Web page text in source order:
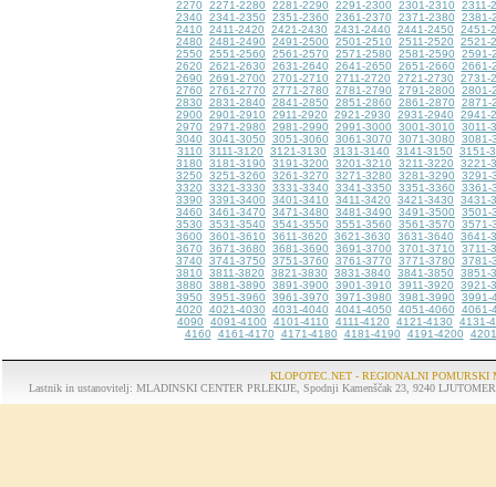
2270
2271-2280 2281-2290 2291-2300 2301-2310
2311-
2340
2341-2350 2351-2360 2361-2370 2371-2380
2381-
2410
2411-2420 2421-2430 2431-2440 2441-2450
2451-
2480
2481-2490 2491-2500 2501-2510 2511-2520
2521-
2550
2551-2560 2561-2570 2571-2580 2581-2590
2591-
2620
2621-2630 2631-2640 2641-2650 2651-2660
2661-
2690
2691-2700 2701-2710 2711-2720 2721-2730
2731-
2760
2761-2770 2771-2780 2781-2790 2791-2800
2801-
2830
2831-2840 2841-2850 2851-2860 2861-2870
2871-
2900
2901-2910 2911-2920 2921-2930 2931-2940
2941-
2970
2971-2980 2981-2990 2991-3000 3001-3010
3011-
3040
3041-3050 3051-3060 3061-3070 3071-3080
3081-
3110
3111-3120 3121-3130 3131-3140 3141-3150
3151-
3180
3181-3190 3191-3200 3201-3210 3211-3220
3221-
3250
3251-3260 3261-3270 3271-3280 3281-3290
3291-
3320
3321-3330 3331-3340 3341-3350 3351-3360
3361-
3390
3391-3400 3401-3410 3411-3420 3421-3430
3431-
3460
3461-3470 3471-3480 3481-3490 3491-3500
3501-
3530
3531-3540 3541-3550 3551-3560 3561-3570
3571-
3600
3601-3610 3611-3620 3621-3630 3631-3640
3641-
3670
3671-3680 3681-3690 3691-3700 3701-3710
3711-
3740
3741-3750 3751-3760 3761-3770 3771-3780
3781-
3810
3811-3820 3821-3830 3831-3840 3841-3850
3851-
3880
3881-3890 3891-3900 3901-3910 3911-3920
3921-
3950
3951-3960 3961-3970 3971-3980 3981-3990
3991-
4020
4021-4030 4031-4040 4041-4050 4051-4060
4061-
4090
4091-4100 4101-4110 4111-4120 4121-4130
4131-
4160
4161-4170 4171-4180 4181-4190 4191-4200
KLOPOTEC.NET - REGIONALNI POMURSKI
Lastnik in ustanovitelj: MLADINSKI CENTER PRLEKIJE, Spodnji Kamenščak 23, 9240